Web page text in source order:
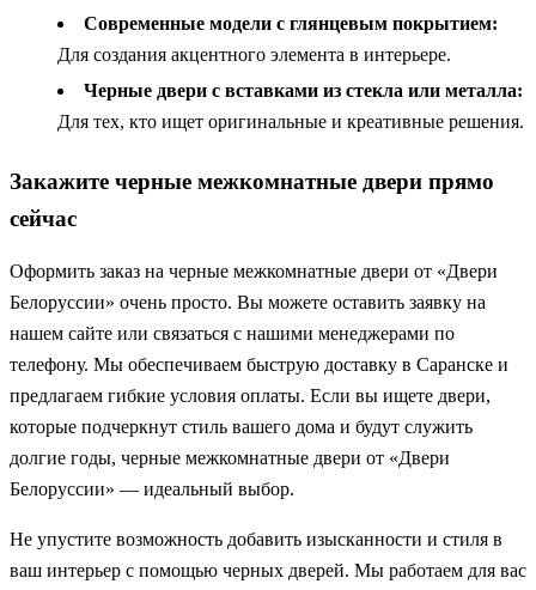
Современные модели с глянцевым покрытием:
Для создания акцентного элемента в интерьере.
Черные двери с вставками из стекла или металла:
Для тех, кто ищет оригинальные и креативные решения.
Закажите черные межкомнатные двери прямо
сейчас
Оформить заказ на черные межкомнатные двери от «Двери
Белоруссии» очень просто. Вы можете оставить заявку на
нашем сайте или связаться с нашими менеджерами по
телефону. Мы обеспечиваем быструю доставку в Саранске и
предлагаем гибкие условия оплаты. Если вы ищете двери,
которые подчеркнут стиль вашего дома и будут служить
долгие годы, черные межкомнатные двери от «Двери
Белоруссии» — идеальный выбор.
Не упустите возможность добавить изысканности и стиля в
ваш интерьер с помощью черных дверей. Мы работаем для вас